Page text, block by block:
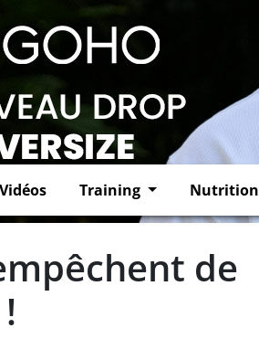
Vidéos Training Nutrition
de